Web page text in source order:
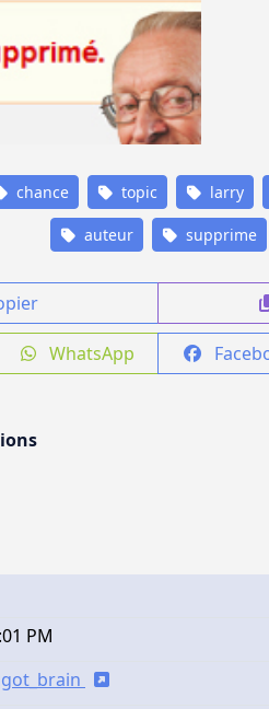
chance topic larry
auteur supprime
WhatsApp
PM